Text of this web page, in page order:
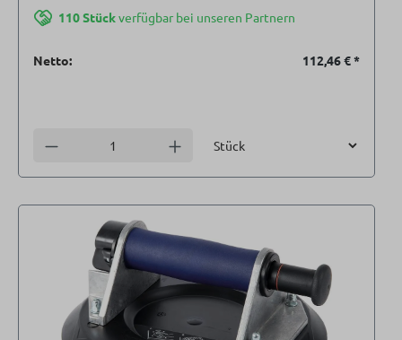
110 Stückverfügbar bei unseren Partnern
Netto: 112,46 €*
Anzahl verringern Anzahl erhöhen